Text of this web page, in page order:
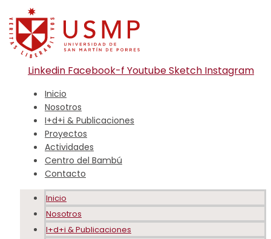
Linkedin Facebook-f YoutubeSketch Instagram
Inicio
Nosotros
I+d+i & Publicaciones
Proyectos
Actividades
Centro del Bambú
Contacto
Inicio
Nosotros
I+d+i & Publicaciones